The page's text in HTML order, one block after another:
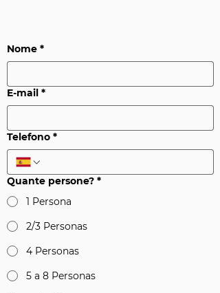
Nome *
E-mail *
Telefono *
Quante persone? *
1 Persona
2/3 Personas
4 Personas
5 a 8 Personas